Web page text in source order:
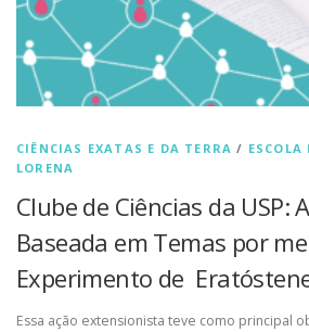
CIÊNCIAS EXATAS E DA TERRA / ESCOLA
LORENA
Clube de Ciências da USP:
Baseada em Temas por
Experimento de
Essa ação extensionista teve como principal